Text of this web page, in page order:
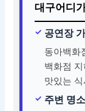
대구어디
공연장
동아백화
백화점
맛있는
주변 명소